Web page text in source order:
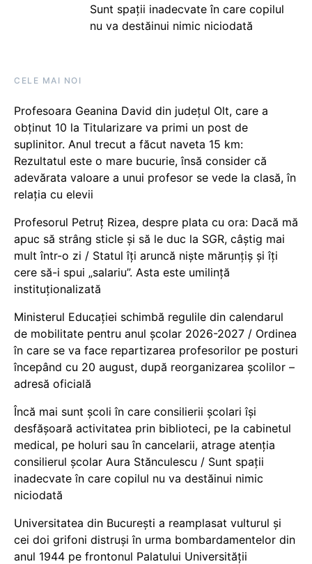
Sunt spații inadecvate în care copilul
nu va destăinui nimic niciodată
CELE MAI NOI
Profesoara Geanina David din județul Olt, care a
obținut 10 la Titularizare va primi un post de
suplinitor. Anul trecut a făcut naveta 15 km:
Rezultatul este o mare bucurie, însă consider că
adevărata valoare a unui profesor se vede la clasă, în
relația cu elevii
Profesorul Petruț Rizea, despre plata cu ora: Dacă mă
apuc să strâng sticle și să le duc la SGR, câștig mai
mult într-o zi / Statul îți aruncă niște mărunțiș și îți
cere să-i spui „salariu”. Asta este umilință
instituționalizată
Ministerul Educației schimbă regulile din calendarul
de mobilitate pentru anul școlar 2026-2027 / Ordinea
în care se va face repartizarea profesorilor pe posturi
începând cu 20 august, după reorganizarea școlilor –
adresă oficială
Încă mai sunt școli în care consilierii școlari își
desfășoară activitatea prin biblioteci, pe la cabinetul
medical, pe holuri sau în cancelarii, atrage atenția
consilierul școlar Aura Stănculescu / Sunt spații
inadecvate în care copilul nu va destăinui nimic
niciodată
Universitatea din București a reamplasat vulturul și
cei doi grifoni distruși în urma bombardamentelor din
anul 1944 pe frontonul Palatului Universității